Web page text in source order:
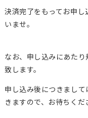
決済完了をもってお申
いませ。
なお、申し込みにあた
致します。
申し込み後につきまし
きますので、お待ちくだ